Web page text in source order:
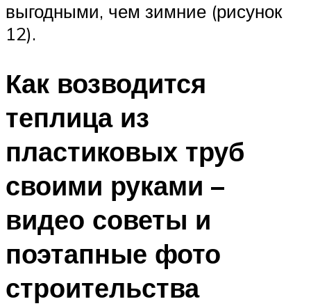
выгодными, чем зимние (рисунок
12).
Как возводится
теплица из
пластиковых труб
своими руками –
видео советы и
поэтапные фото
строительства